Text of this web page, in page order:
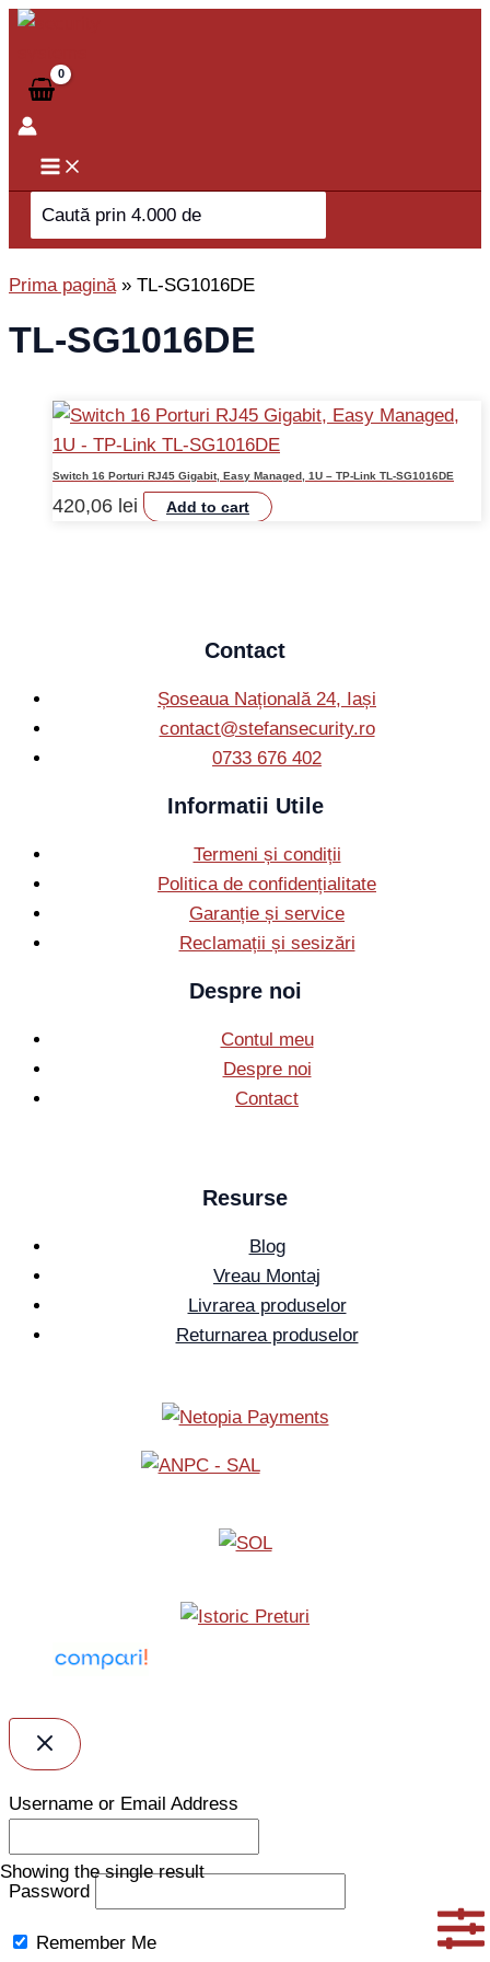
Skip
content
Search
for:
Prima pagină» TL-SG1016DE
TL-SG1016DE
Showing the single result
Switch 16 Porturi RJ45 Gigabit, Easy Managed, 1U – TP-Link TL-SG1016DE
420,06 lei Add to cart
Contact
Șoseaua Națională 24, Iași
contact@stefansecurity.ro
0733 676 402
Informatii Utile
Termeni și condiții
Politica de confidențialitate
Garanție și service
Reclamații și sesizări
Despre noi
Contul meu
Despre noi
Contact
Resurse
Blog
Vreau Montaj
Livrarea produselor
Returnarea produselor
Username or Email Address
Password
Remember Me